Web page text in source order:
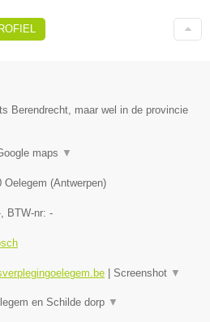
Berendrecht, maar wel in de provincie
maps ▼
Oelegem (Antwerpen)
, BTW-nr: -
Screenshot ▼
en Schilde dorp ▼